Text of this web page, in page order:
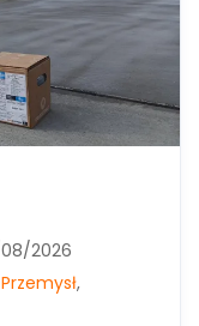
2026
Przemysł,